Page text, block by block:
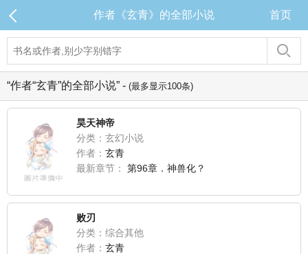
作者《玄青》的全部小说 首页
“作者“玄青”的全部小说” - (最多显示100条)
昊天神帝
分类：玄幻小说
作者： 玄青
最新章节：
第96章．神兽化？
败刃
分类：综合其他
作者： 玄青